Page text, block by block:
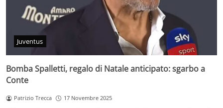
Juventus
Bomba Spalletti, regalo di Natale anticipato: sgarbo a
Conte
Patrizio Trecca 17 Novembre 2025